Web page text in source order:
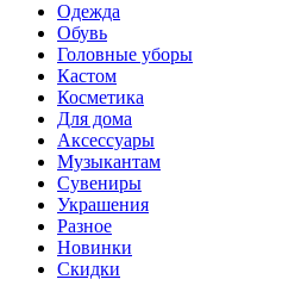
Одежда
Обувь
Головные уборы
Кастом
Косметика
Для дома
Аксессуары
Музыкантам
Сувениры
Украшения
Разное
Новинки
Скидки